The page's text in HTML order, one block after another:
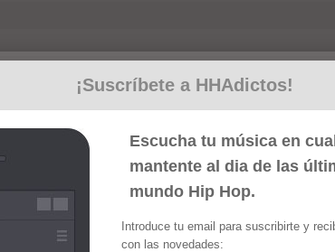
Ghostworld y Racing lab]
cadena]
y Racing lab]
y Erlax]
¡Suscríbete a HHAdictos!
Escucha tu música en
mantente al dia de las
mundo Hip Hop.
Introduce tu email para suscribirte y
con las novedades: